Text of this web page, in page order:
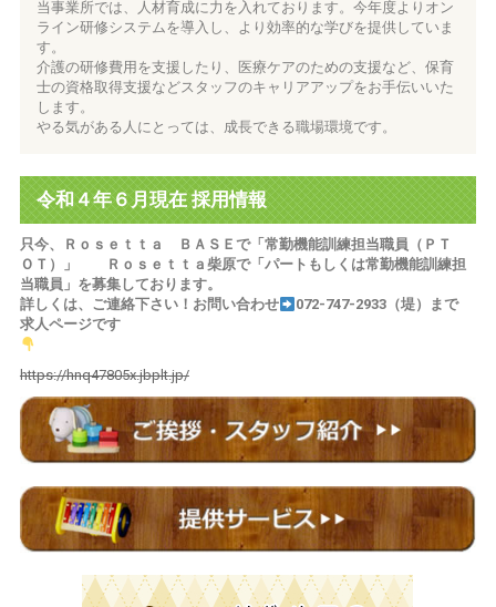
当事業所では、人材育成に力を入れております。今年度よりオン
ライン研修システムを導入し、より効率的な学びを提供していま
す。
介護の研修費用を支援したり、医療ケアのための支援など、保育
士の資格取得支援などスタッフのキャリアアップをお手伝いいた
します。
やる気がある人にとっては、成長できる職場環境です。
令和４年６月現在 採用情報
只今、Ｒｏｓｅｔｔａ ＢＡＳＥで「常勤機能訓練担当職員（ＰＴ
ＯＴ）」 Ｒｏｓｅｔｔａ柴原で「パートもしくは常勤機能訓練担
当職員」を募集しております。
詳しくは、ご連絡下さい！お問い合わせ
072-747-2933（堤）まで
求人ページです
https://hnq47805x.jbplt.jp/